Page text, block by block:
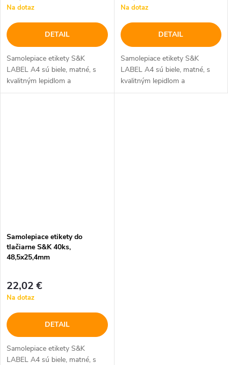
Na dotaz
DETAIL
Samolepiace etikety S&K
LABEL A4 sú biele, matné, s
kvalitným lepidlom a
bezpečnostným okrajom
Na dotaz
DETAIL
Samolepiace etikety S&K
LABEL A4 sú biele, matné, s
kvalitným lepidlom a
bezpečnostným okrajom
Samolepiace etikety do
tlačiarne S&K 40ks,
48,5x25,4mm
22,02 €
Na dotaz
DETAIL
Samolepiace etikety S&K
LABEL A4 sú biele, matné, s